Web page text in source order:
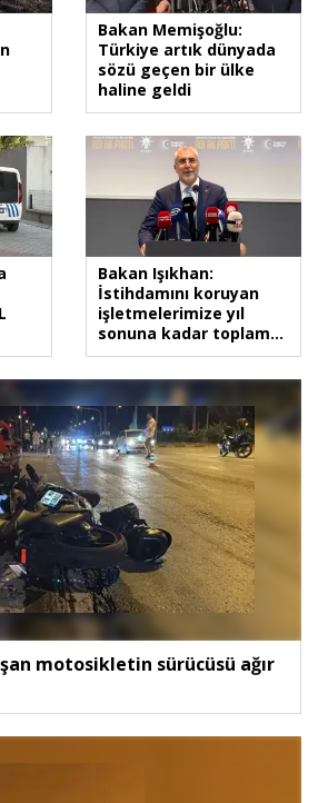
Bakan Memişoğlu:
Türkiye artık dünyada
sözü geçen bir ülke
haline geldi
Bakan Işıkhan:
İstihdamını koruyan
işletmelerimize yıl
sonuna kadar toplam
51 milyar lira destek
motosikletin sürücüsü ağır